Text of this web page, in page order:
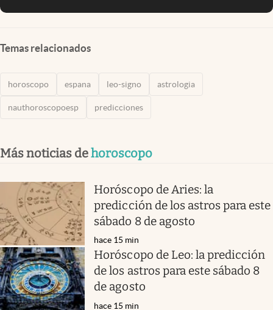
Temas relacionados
horoscopo espana leo-signo astrologia
nauthoroscopoesp predicciones
Más noticias dehoroscopo
Horóscopo de Aries: la
predicción de los astros para este
sábado 8 de agosto
hace 15 min
Horóscopo de Leo: la predicción
de los astros para este sábado 8
de agosto
hace 15 min